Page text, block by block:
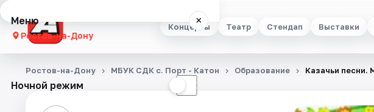
Концерты Театр Стендап Выставки
Меню ×
Ростов-на-Дону
Концерты
Ночной режим ☾
Ростов-на-Дону МБУК СДК с. Порт - Катон Образование Казачьи песни.